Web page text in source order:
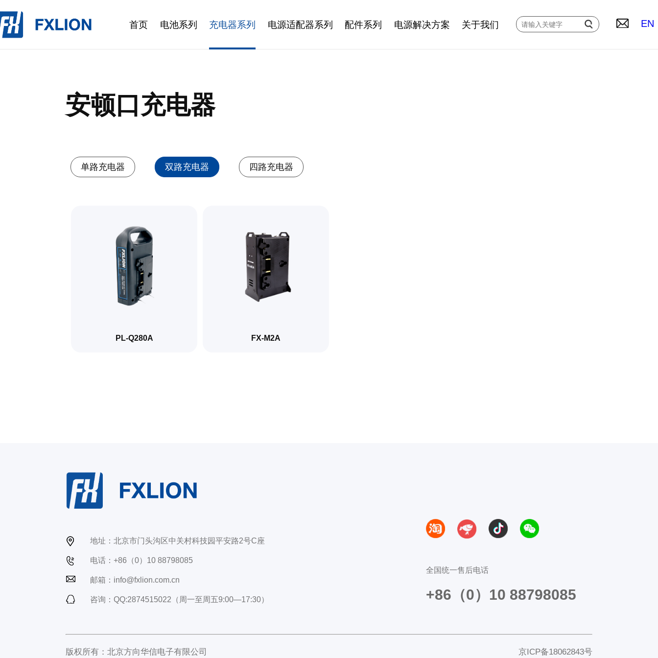
首页 电池系列 充电器系列 电源适配器系列 配件系列 电源解决方案 关于我们 EN
安顿口充电器
单路充电器 双路充电器 四路充电器
PL-Q280A FX-M2A
地址：北京市门头沟区中关村科技园平安路2号C座
电话：+86（0）10 88798085
邮箱：info@fxlion.com.cn
咨询：QQ:2874515022（周一至周五9:00—17:30）
全国统一售后电话
+86（0）10 88798085
版权所有：北京方向华信电子有限公司 京ICP备18062843号